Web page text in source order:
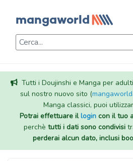
Tutti i Doujinshi e Manga per
sul nostro nuovo sito (
Manga classici, puoi
Potrai effettuare illogincon il tuo
perchè tutti i dati sono condivisi
perderai alcun dato, inclusi